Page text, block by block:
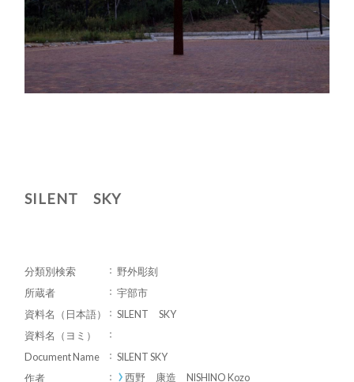
SILENT SKY
分類別検索
野外彫刻
所蔵者
宇部市
資料名（日本語）
SILENT SKY
資料名（ヨミ）
Document Name
SILENT SKY
作者
西野 康造 NISHINO Kozo